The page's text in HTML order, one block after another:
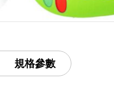
規格參數